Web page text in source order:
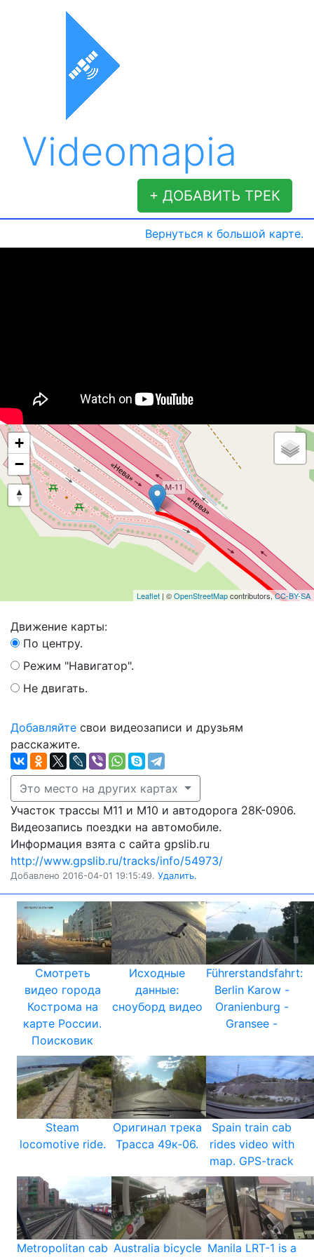
Videomapia
+ ДОБАВИТЬ ТРЕК
Вернуться к большой карте.
+
−
Leaflet | ©OpenStreetMapcontributors,CC-BY-SA
Движение карты:
По центру.
Режим "Навигатор".
Не двигать.
Добавляйте свои видеозаписи и друзьям
расскажите.
Это место на других картах
Участок трассы М11 и М10 и автодорога 28К-0906.
Видеозапись поездки на автомобиле.
Информация взята с сайта gpslib.ru
http://www.gpslib.ru/tracks/info/54973/
Добавлено 2016-04-01 19:15:49. Удалить.
Смотреть
видео города
Кострома на
карте России.
Поисковик
Исходные
данные:
сноуборд видео
Führerstandsfahrt:
Berlin Karow -
Oranienburg -
Gransee -
Steam
locomotive ride.
Оригинал трека
Трасса 49к-06.
Spain train cab
rides video with
map. GPS-track
Metropolitan cab Australia bicycle Manila LRT-1 is a